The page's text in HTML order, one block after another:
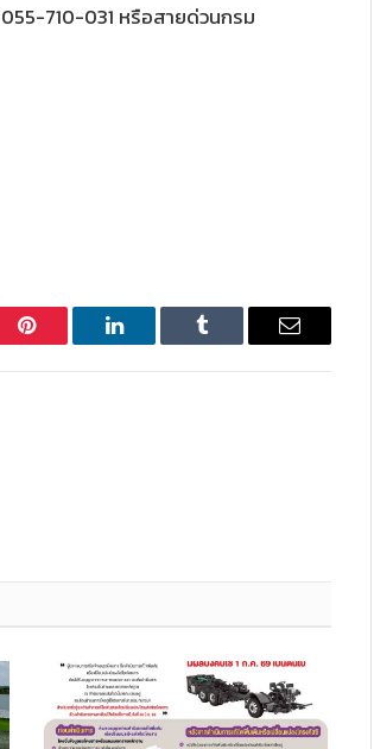
710-031 หรือสายด่วนกรม
Pinterest LinkedIn Tumblr Email